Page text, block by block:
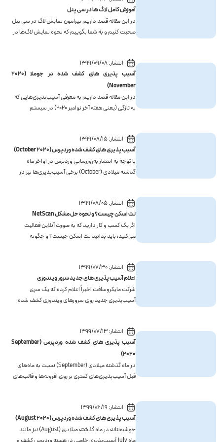
کنید.در مقاله...
آموزش کامل لاگ ها در سی پنل
در این مقاله قصد داریم پیرامون نمایش لاگ در سی پنل
صحبت کنیم و به شما بگوییم که نحوه نمایش لاگ‌ها در
مطالعه راهنمای نمایش لاگ در سی ‌پنل، توجه کنید، ما
در...
انتشار:1399/09/08
آسیب پذیری های کشف شده در جوملا (۲۰۲۰
November)
در این مقاله قصد داریم به معرفی آسیب‌پذیری‌هایی که
به تازگی (یعنی هفته آخر نوامبر 2020) در سیستم
محتوا چیست را مطالعه کنید.)تمامی این آسیب‎پذیری‌ها...
انتشار:1399/08/15
آسیب پذیری های کشف شده وردپرس (October 2020)
با توجه به انتشار به‌روزرسانی وردپرس در اواخر ماه
گذشته میلادی (October) برخی آسیب‌پذیری‌ها نیز در
این CMS پیدا شده است که در ادامه به معرفی آنها
می‌پردازیم. ...
انتشار:1399/08/05
نت اسکن چیست؟ و نحوه حل مشکل NetScan
اگر یک کسب و کار دارید که به صورت آنلاین فعالیت
می‌کنید، باید بدانید نت اسکن چیست؟ و چگونه
بهبود می‌دهد.ما در مقالات مختلف ایران‌سرور، به صورت
منظم...
انتشار:1399/07/30
اعلام آسیب پذیری های جدید سرور ویندوزی
شرکت مایکروسافت اخیراً اعلام کرده که یک سری
آسیب‌پذیری جدید روی سرورهای ویندوزی کشف شده
است!در مقالۀ امروز ایران‌سرور، آسیب‌پذیری‌های جدید
سرو...
انتشار:1399/07/13
آسیب پذیری های کشف شده وردپرس (September
2020)
در ماه گذشته میلادی (September) نسبت به ماه‌های
قبل آسیب‌پذیری‌های کمتری بر روی افرونه‌ها و قالب‌های
این‌که روی هسته وردپرس هم آسیب‌پذیری خاصی کشف
و گزارش نشده ا...
انتشار: 1399/06/19
آسیب پذیری های کشف شده وردپرس (August 2020)
خوشبختانه در ماه گذشته میلادی (August) نیز مانند